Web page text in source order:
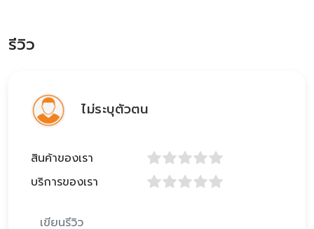
รีวิว
ไม่ระบุตัวตน
สินค้าของเรา
บริการของเรา